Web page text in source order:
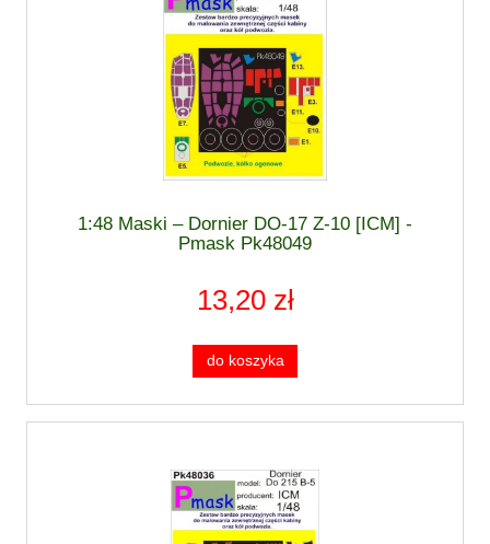
1:48 Maski – Dornier DO-17 Z-10 [ICM] -
Pmask Pk48049
13,20 zł
do koszyka